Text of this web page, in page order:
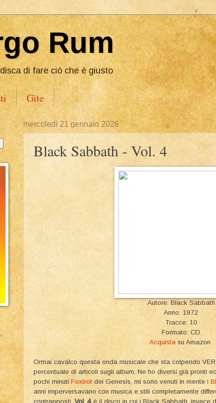
Rum
di fare ciò che è giusto
Gite
mercoledì 21 gennaio 2026
Black Sabbath - Vol. 4
Autore: Black Sabbath
Anno: 1972
Tracce: 10
Formato: CD
Acquista su Amazon
Ormai cavalco questa onda musicale che sta colpendo
percentuale di articoli sugli album. Ne ho diversi già pronti
pochi minutiFoxtrot dei Genesis, mi sono venuti in mente i
anni imperversavano con musica e stili completamente
contrapposti. Vol. 4è il disco in cui i Black Sabbath, invece